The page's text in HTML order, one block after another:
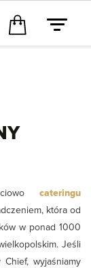
cateringu
która od
w ponad 1000
Jeśli
wyjaśniamy